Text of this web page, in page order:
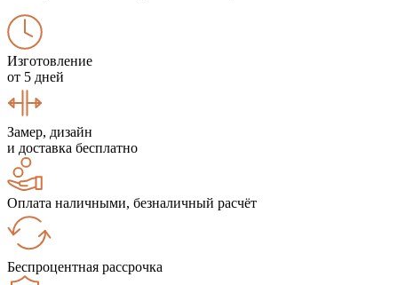
Изготовление
от 5 дней
Замер, дизайн
и доставка бесплатно
Оплата наличными, безналичный расчёт
Беспроцентная рассрочка